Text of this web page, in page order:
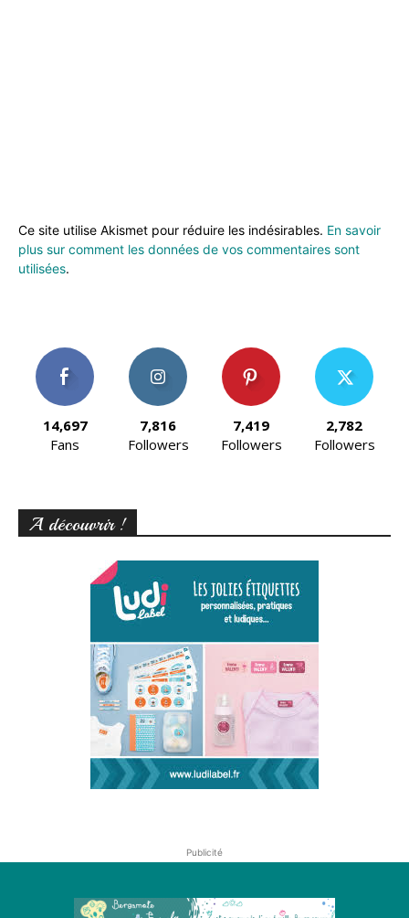
Ce site utilise Akismet pour réduire les indésirables. En savoir
plus sur comment les données de vos commentaires sont
utilisées.
14,697
Fans
7,816
Followers
7,419
Followers
2,782
Followers
A découvrir !
Publicité